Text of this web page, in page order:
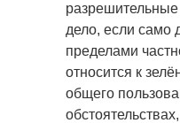
дело, если само
пределами
относится к
общего